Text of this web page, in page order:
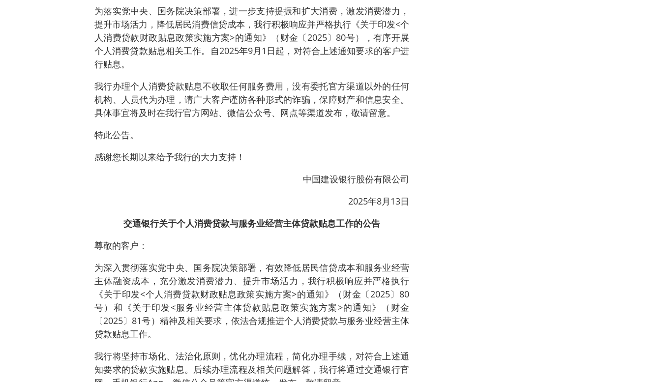
为落实党中央、国务院决策部署，进一步支持提振和扩大消费，激发消费潜力，
提升市场活力，降低居民消费信贷成本，我行积极响应并严格执行《关于印发<个
人消费贷款财政贴息政策实施方案>的通知》（财金〔2025〕80号），有序开展
个人消费贷款贴息相关工作。自2025年9月1日起，对符合上述通知要求的客户进
行贴息。
我行办理个人消费贷款贴息不收取任何服务费用，没有委托官方渠道以外的任何
机构、人员代为办理，请广大客户谨防各种形式的诈骗，保障财产和信息安全。
具体事宜将及时在我行官方网站、微信公众号、网点等渠道发布，敬请留意。
特此公告。
感谢您长期以来给予我行的大力支持！
中国建设银行股份有限公司
2025年8月13日
交通银行关于个人消费贷款与服务业经营主体贷款贴息工作的公告
尊敬的客户：
为深入贯彻落实党中央、国务院决策部署，有效降低居民信贷成本和服务业经营
主体融资成本，充分激发消费潜力、提升市场活力，我行积极响应并严格执行
《关于印发<个人消费贷款财政贴息政策实施方案>的通知》（财金〔2025〕80
号）和《关于印发<服务业经营主体贷款贴息政策实施方案>的通知》（财金
〔2025〕81号）精神及相关要求，依法合规推进个人消费贷款与服务业经营主体
贷款贴息工作。
我行将坚持市场化、法治化原则，优化办理流程，简化办理手续，对符合上述通
知要求的贷款实施贴息。后续办理流程及相关问题解答，我行将通过交通银行官